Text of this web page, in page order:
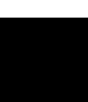
us on Rss